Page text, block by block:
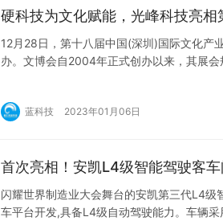
硬科技为文化赋能，光峰科技亮相
12月28日，第十八届中国(深圳)国际文化产
办。文博会自2004年正式创办以来，其展
蓝科技 2023年01月06日
首次亮相！安凯L4级智能驾驶客车
闪耀世界制造业大会舞台的安凯第三代L4级
车平台开发,具备L4级自动驾驶能力。车辆